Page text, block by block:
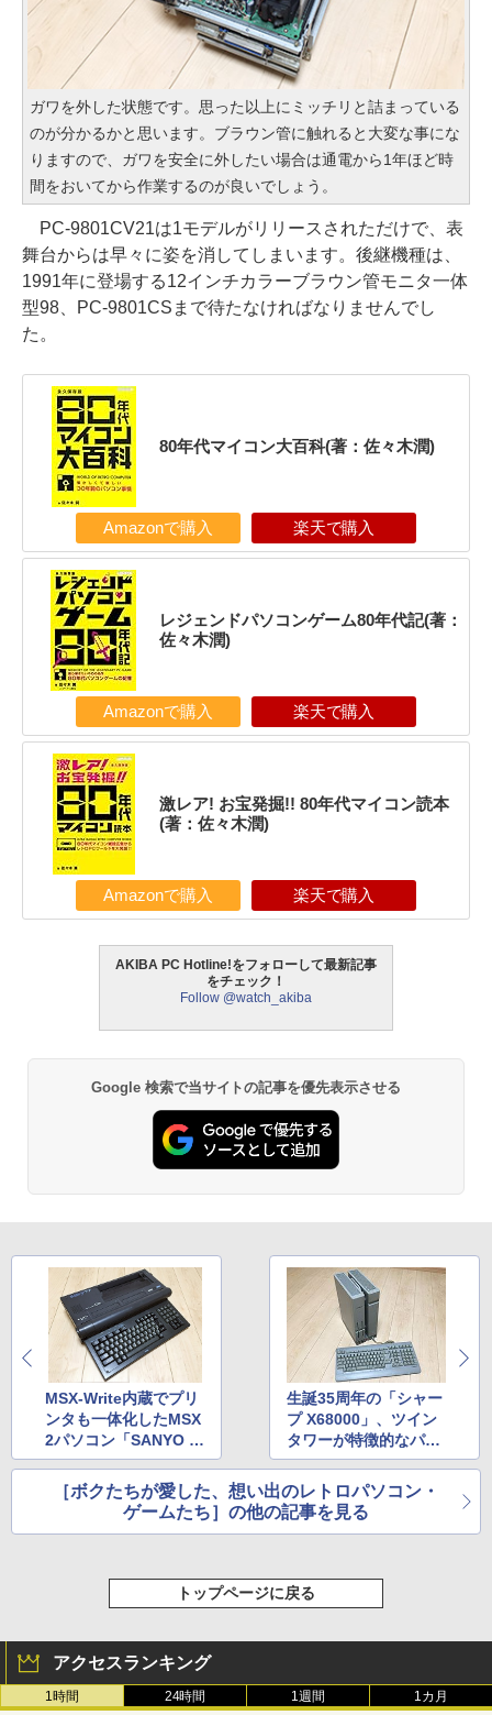
ガワを外した状態です。思った以上にミッチリと詰まっている
のが分かるかと思います。ブラウン管に触れると大変な事にな
りますので、ガワを安全に外したい場合は通電から1年ほど時
間をおいてから作業するのが良いでしょう。
PC-9801CV21は1モデルがリリースされただけで、表
舞台からは早々に姿を消してしまいます。後継機種は、
1991年に登場する12インチカラーブラウン管モニタ一体
型98、PC-9801CSまで待たなければなりませんでし
た。
80年代マイコン大百科(著：佐々木潤)
Amazonで購入 楽天で購入
レジェンドパソコンゲーム80年代記(著：
佐々木潤)
Amazonで購入 楽天で購入
激レア! お宝発掘!! 80年代マイコン読本
(著：佐々木潤)
Amazonで購入 楽天で購入
AKIBA PC Hotline!をフォローして最新記事
をチェック！
Follow @watch_akiba
Google 検索で当サイトの記事を優先表示させる
MSX-Write内蔵でプリ
ンタも一体化したMSX
2パソコン「SANYO P
HC-77(WAVY77)」
生誕35周年の「シャー
プ X68000」、ツイン
タワーが特徴的なパー
ソナルワークステーシ
ョン
［ボクたちが愛した、想い出のレトロパソコン・
ゲームたち］の他の記事を見る
トップページに戻る
アクセスランキング
1時間 24時間 1週間 1カ月